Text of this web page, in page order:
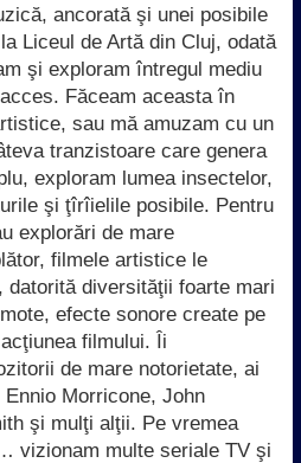
ancorată şi unei posibile
Liceul de Artă din Cluj, odată
şi exploram întregul mediu
Făceam aceasta în
sau mă amuzam cu un
tranzistoare care genera
exploram lumea insectelor,
şi ţîrîielile posibile. Pentru
explorări de mare
filmele artistice le
datorită diversităţii foarte mari
efecte sonore create pe
filmului. Îi
de mare notorietate, ai
Morricone, John
şi mulţi alţii. Pe vremea
vizionam multe seriale TV şi